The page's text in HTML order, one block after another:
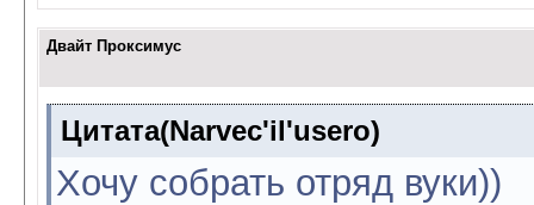
Двайт Проксимус
Цитата(Narvec'il'usero)
Хочу собрать отряд вуки))